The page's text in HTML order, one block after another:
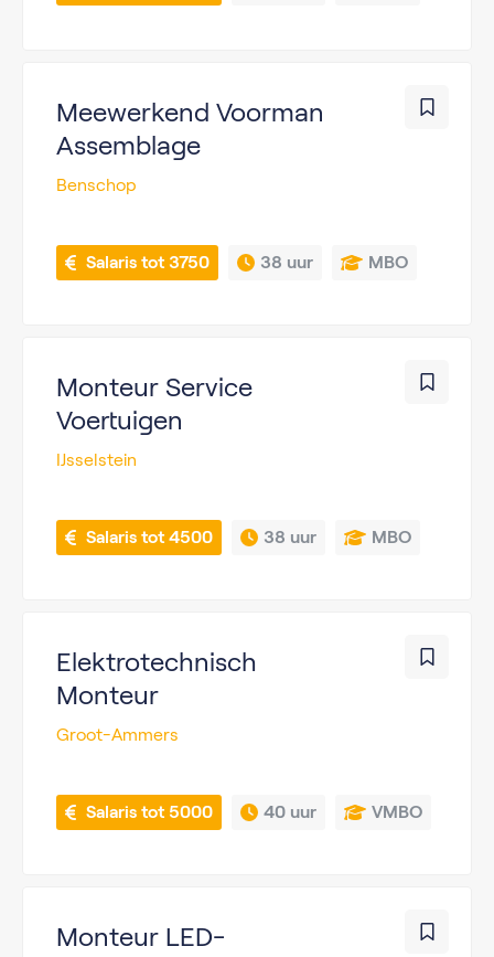
Meewerkend Voorman
Assemblage
Benschop
Salaris tot 3750 38 uur MBO
Monteur Service
Voertuigen
IJsselstein
Salaris tot 4500 38 uur MBO
Elektrotechnisch
Monteur
Groot-Ammers
Salaris tot 5000 40 uur VMBO
Monteur LED-